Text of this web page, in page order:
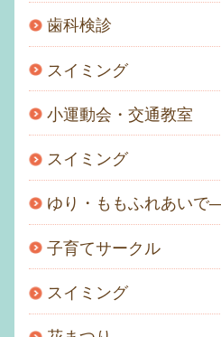
歯科検診
スイミング
小運動会・交通教室
スイミング
ゆり・ももふれあいで
子育てサークル
スイミング